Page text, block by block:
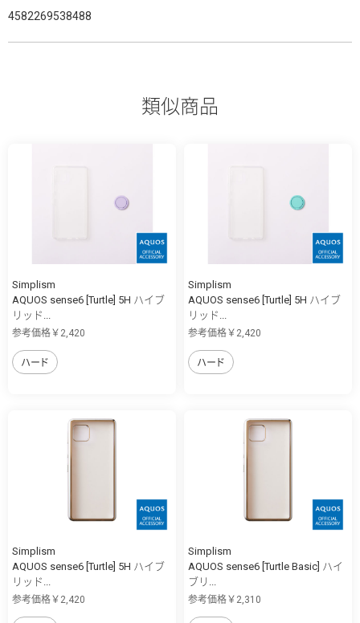
4582269538488
類似商品
Simplism
AQUOS sense6 [Turtle] 5H ハイブ
リッド...
参考価格￥2,420
ハード
Simplism
AQUOS sense6 [Turtle] 5H ハイブ
リッド...
参考価格￥2,420
ハード
Simplism
AQUOS sense6 [Turtle] 5H ハイブ
リッド...
参考価格￥2,420
Simplism
AQUOS sense6 [Turtle Basic] ハイ
ブリ...
参考価格￥2,310